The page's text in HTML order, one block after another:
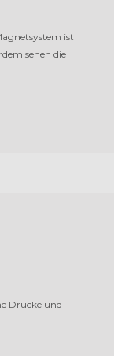
ist
sehen die
Drucke und